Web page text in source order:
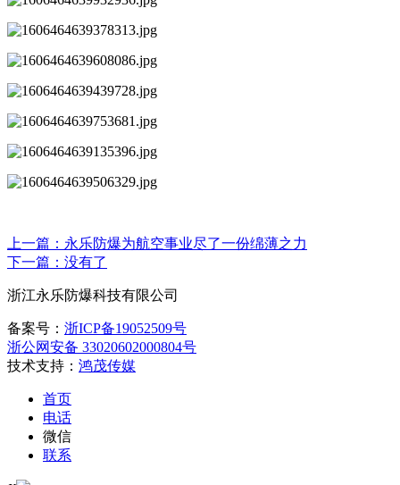
上一篇：永乐防爆为航空事业尽了一份绵薄之力
下一篇： 没有了
浙江永乐防爆科技有限公司
备案号： 浙ICP备19052509号
浙公网安备 33020602000804号
技术支持： 鸿茂传媒
首页
电话
微信
联系